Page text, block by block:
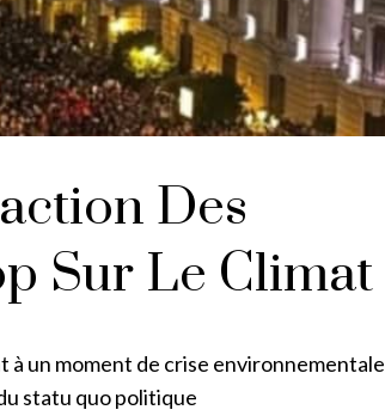
Des
Sur Le Climat
à un moment de crise environnementale
statu quo politique